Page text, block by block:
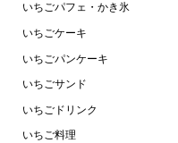
いちごパフェ・かき氷
いちごケーキ
いちごパンケーキ
いちごサンド
いちごドリンク
いちご料理